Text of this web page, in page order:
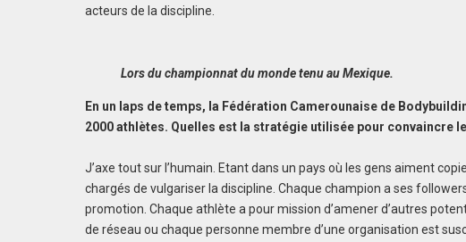
acteurs de la discipline.
Lors du championnat du monde tenu au Mexique.
En un laps de temps, la Fédération Camerounaise de
2000 athlètes. Quelles est la stratégie utilisée pour convaincre
J’axe tout sur l’humain. Etant dans un pays où les gens aiment
chargés de vulgariser la discipline. Chaque champion a ses
promotion. Chaque athlète a pour mission d’amener d’autres
de réseau ou chaque personne membre d’une organisation est